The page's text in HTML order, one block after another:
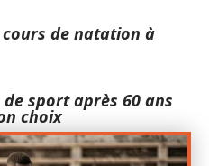
de natation à
sport après 60 ans
choix